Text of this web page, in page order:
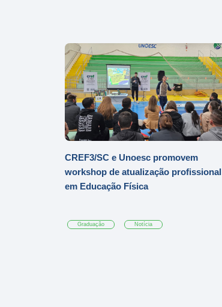
CREF3/SC e Unoesc promovem
workshop de atualização profissional
em Educação Física
Graduação Notícia